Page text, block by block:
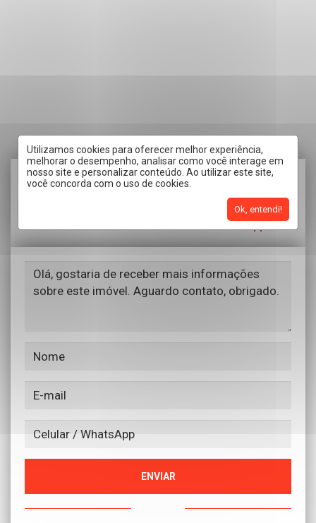
Utilizamos cookies para oferecer melhor experiência,
melhorar o desempenho, analisar como você interage em
nosso site e personalizar conteúdo. Ao utilizar este site,
você concorda com o uso de cookies.
Ok, entendi!
RECEBER CONTATO POR:
ENVIAR